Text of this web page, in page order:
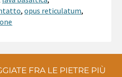
,opus reticulatum,
FRA LE PIETRE PIÙ